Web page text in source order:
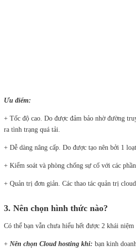
Ưu điểm:
+ Tốc độ cao. Do được đảm bảo nhờ đường
ra tình trạng quá tải.
+ Dễ dàng nâng cấp. Do được tạo nên bởi 1
+ Kiểm soát và phòng chống sự cố với các
+ Quản trị đơn giản. Các thao tác quản trị
3. Nên chọn hình thức nào?
Có thể bạn vẫn chưa hiểu hết được 2 khái
+ Nên chọn Cloud hosting khi: bạn kinh